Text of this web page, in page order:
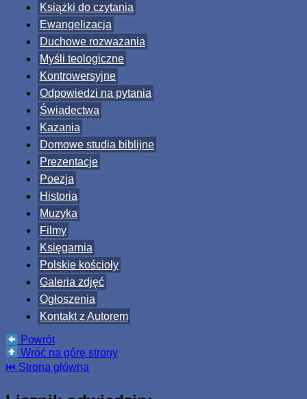
Książki do czytania
Ewangelizacja
Duchowe rozważania
Myśli teologiczne
Kontrowersyjne
Odpowiedzi na pytania
Świadectwa
Kazania
Domowe studia biblijne
Prezentacje
Poezja
Historia
Muzyka
Filmy
Księgarnia
Polskie kościoły
Galeria zdjęć
Ogłoszenia
Kontakt z Autorem
Powrót
Wróć na górę strony
⏮ Strona główna